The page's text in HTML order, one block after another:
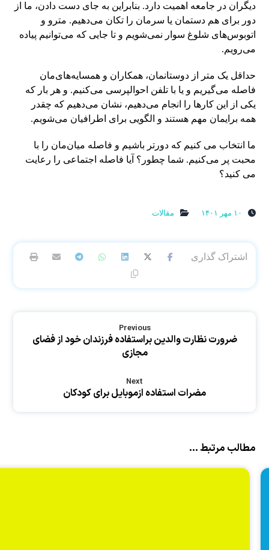
دیگران در جامعه اهمیت دارد. بنابراین به جای دست دادن، ما از
دور برای هم دستمان یا سرمان را تکان می‌دهیم. مترو و
اتوبوس‌های شلوغ سوار نمی‌شویم و تا جایی که می‌توانیم پیاده
می‌رویم.
حداقل یک متر از دوستانمان، همکاران و همسایه‌های‌مان
فاصله می‌گیریم و یا با تلفن احوالپرسی می‌کنیم. و هر بار که
یکی از این کارها را انجام می‌دهیم، نشان می‌دهیم که چقدر
همه برایمان مهم هستند و الگویی برای اطرافیان می‌شویم.
ما انتخاب می کنیم که دورتر باشیم و فاصله میان‌مان را با
محبت پر می‌کنیم. شما چطور؟ آیا فاصله اجتماعی را رعایت
می کنید؟
۱۰ مهر ۱۴۰۱ مقالات
Previous
ضرورت نظارت والدین براستفاده فرزندان خود از فضای
مجازی
Next
مضرات استفاده ازموبایل برای کودکان
مطالب مرتبط ...